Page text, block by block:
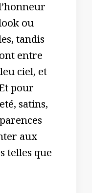
ou
tandis
entre
ciel, et
pour
satins,
aux
telles que